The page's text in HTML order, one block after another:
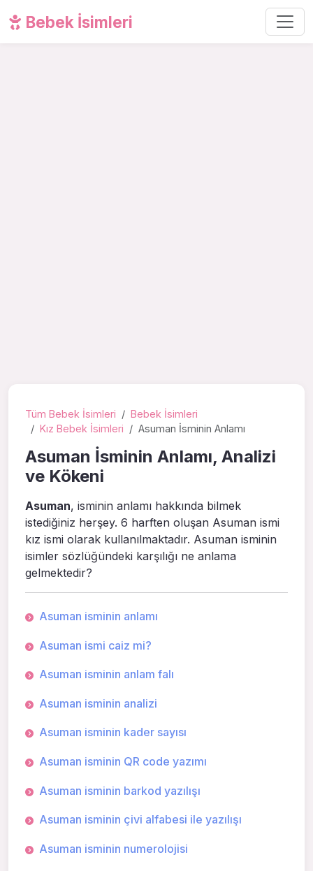
Bebek İsimleri
Tüm Bebek İsimleri
Bebek İsimleri
Kız Bebek İsimleri
Asuman İsminin Anlamı
Asuman İsminin Anlamı, Analizi
ve Kökeni
Asuman, isminin anlamı hakkında bilmek
istediğiniz herşey. 6 harften oluşan Asuman ismi
kız ismi olarak kullanılmaktadır. Asuman isminin
isimler sözlüğündeki karşılığı ne anlama
gelmektedir?
Asuman isminin anlamı
Asuman ismi caiz mi?
Asuman isminin anlam falı
Asuman isminin analizi
Asuman isminin kader sayısı
Asuman isminin QR code yazımı
Asuman isminin barkod yazılışı
Asuman isminin çivi alfabesi ile yazılışı
Asuman isminin numerolojisi